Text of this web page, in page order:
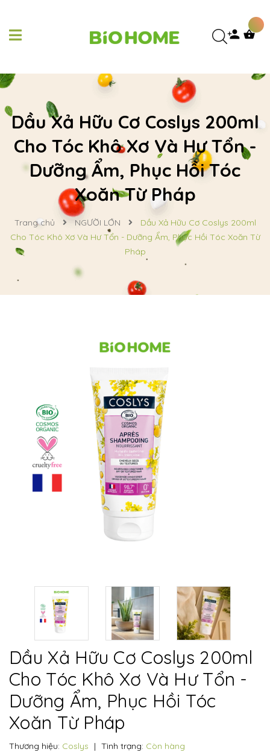
Dầu Xả Hữu Cơ Coslys 200ml
Cho Tóc Khô Xơ Và Hư Tổn -
Dưỡng Ẩm, Phục Hồi Tóc
Xoăn Từ Pháp
Trang chủ NGƯỜI LỚN
Dầu Xả Hữu Cơ Coslys 200ml
Cho Tóc Khô Xơ Và Hư Tổn - Dưỡng Ẩm, Phục Hồi Tóc Xoăn Từ
Pháp
Dầu Xả Hữu Cơ Coslys 200ml
Cho Tóc Khô Xơ Và Hư Tổn -
Dưỡng Ẩm, Phục Hồi Tóc
Xoăn Từ Pháp
Thương hiệu: Coslys | Tình trạng: Còn hàng